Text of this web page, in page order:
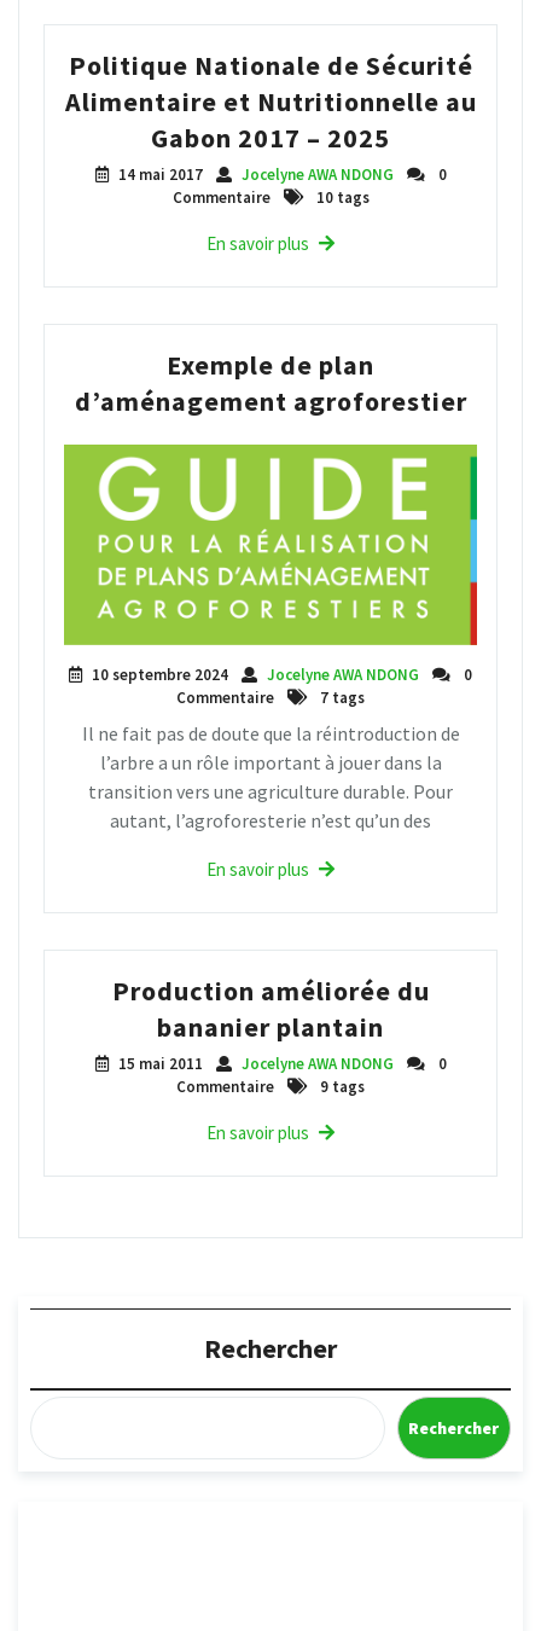
Politique Nationale de Sécurité
Alimentaire et Nutritionnelle au
Gabon 2017 – 2025
14 mai 2017 Jocelyne AWA NDONG
0
Commentaire
10 tags
En savoir plus
Exemple de plan
d’aménagement agroforestier
10 septembre 2024 Jocelyne AWA NDONG
0
Commentaire
7 tags
Il ne fait pas de doute que la réintroduction de
l’arbre a un rôle important à jouer dans la
transition vers une agriculture durable. Pour
autant, l’agroforesterie n’est qu’un des
En savoir plus
Production améliorée du
bananier plantain
15 mai 2011 Jocelyne AWA NDONG
0
Commentaire
9 tags
En savoir plus
Rechercher
Rechercher